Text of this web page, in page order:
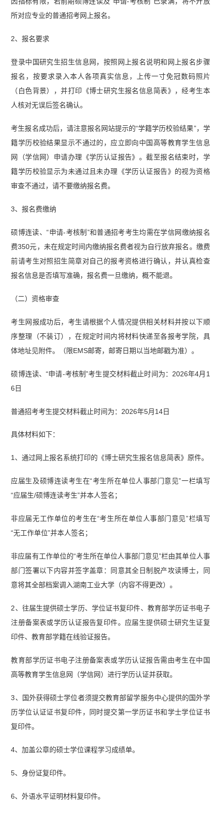
所对应专业的普通招考网上报名。
2、报名要求
登录中国研究生招生信息网，按照网上报名说明和网上报名步骤
报名，按要求录入本人各项真实信息，上传一寸免冠数码照片
（白色背景），并打印《博士研究生报名信息简表》，经考生本
人核对无误后签名确认。
考生报名成功后，请注意报名网站提示的“学籍学历校验结果”，学
籍学历校验结果显示不通过的，应立即向中国高等教育学生信息
网（学信网）申请办理《学历认证报告》。截至报名结束时，学
籍学历校验显示为未通过且未办理《学历认证报告》的视为资格
审查不通过，请不要缴纳报名费。
3、报名费缴纳
硕博连读、“申请-考核制”和普通招考考生均需在学信网缴纳报名
费350元，未在规定时间内缴纳报名费者视为自行放弃报名。缴费
前请考生对照招生简章对自己的报考资格进行确认，并认真检查
报名信息是否填写准确，报名费一旦缴纳，概不能退。
（二）资格审查
考生网报成功后，考生请根据个人情况提供相关材料并按以下顺
序整理（不装订），在规定时间内将材料快递至各报考学院，具
体地址见附件。（限EMS邮寄，邮寄日期以当地邮戳为准）。
硕博连读、“申请-考核制”考生提交材料截止时间为：2026年4月1
6日
普通招考考生提交材料截止时间为：2026年5月14日
具体材料如下：
1、通过网上报名系统打印的《博士研究生报名信息简表》原件。
应届生及硕博连读考生在“考生所在单位人事部门意见”一栏填写
“应届生/硕博连读考生”并本人签名；
非应届无工作单位的考生在“考生所在单位人事部门意见”栏填写
“无工作单位”并本人签名；
非应届有工作单位的“考生所在单位人事部门意见”栏由其单位人事
部门签署以下内容并签字盖章：同意其全日制脱产攻读博士，同
意将其全部档案调入湖南工业大学（内容不得更改）。
2、往届生提供硕士学历、学位证书复印件、教育部学历证书电子
注册备案表或学历认证报告复印件。应届生提供硕士研究生证复
印件、教育部学籍在线验证报告。
教育部学历证书电子注册备案表或学历认证报告需由考生在中国
高等教育学生信息网（学信网）进行学历认证并获取。
3、国外获得硕士学位者须提交教育部留学服务中心提供的国外学
历学位认证证书复印件，同时提交第一学历证书和学士学位证书
复印件。
4、加盖公章的硕士学位课程学习成绩单。
5、身份证复印件。
6、外语水平证明材料复印件。